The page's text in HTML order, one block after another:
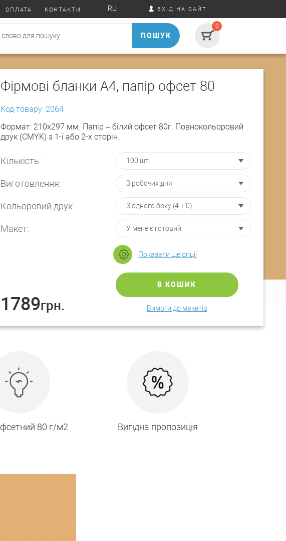
ОПЛАТА КОНТАКТИ RU ВХІД НА САЙТ
ПОШУК
0
Фірмові бланки А4, папір офсет 80
Код товару: 2064
Формат: 210х297 мм. Папір – білий офсет 80г. Повнокольоровий
друк (CMYK) з 1-ї або 2-х сторін.
Кількість:
Виготовлення:
Кольоровий друк:
Макет:
Показати ще опції
1789грн.
В КОШИК
Вимоги до макетів
80 г/м2 Вигідна пропозиція